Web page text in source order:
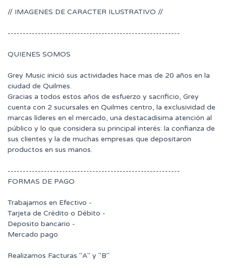
// IMAGENES DE CARACTER ILUSTRATIVO //
---------------------------------------------------------
QUIENES SOMOS
Grey Music inició sus actividades hace mas de 20 años en la
ciudad de Quilmes.
Gracias a todos estos años de esfuerzo y sacrificio, Grey
cuenta con 2 sucursales en Quilmes centro, la exclusividad de
marcas líderes en el mercado, una destacadisima atención al
público y lo que considera su principal interés: la confianza de
sus clientes y la de muchas empresas que depositaron
productos en sus manos.
---------------------------------------------------------
FORMAS DE PAGO
Trabajamos en Efectivo -
Tarjeta de Crédito o Débito -
Deposito bancario -
Mercado pago
Realizamos Facturas "A" y "B"